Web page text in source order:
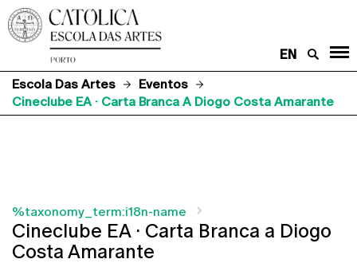
EN
Escola Das Artes
Eventos
Cineclube EA · Carta Branca A Diogo Costa Amarante
%taxonomy_term:i18n-name
Cineclube EA · Carta Branca a Diogo
Costa Amarante